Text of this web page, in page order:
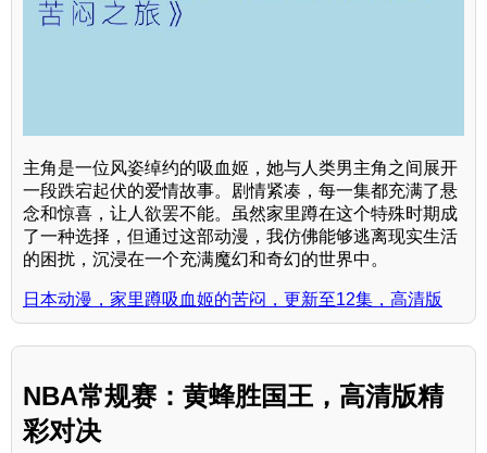
主角是一位风姿绰约的吸血姬，她与人类男主角之间展开
一段跌宕起伏的爱情故事。剧情紧凑，每一集都充满了悬
念和惊喜，让人欲罢不能。虽然家里蹲在这个特殊时期成
了一种选择，但通过这部动漫，我仿佛能够逃离现实生活
的困扰，沉浸在一个充满魔幻和奇幻的世界中。
日本动漫，家里蹲吸血姬的苦闷，更新至12集，高清版
NBA常规赛：黄蜂胜国王，高清版精
彩对决